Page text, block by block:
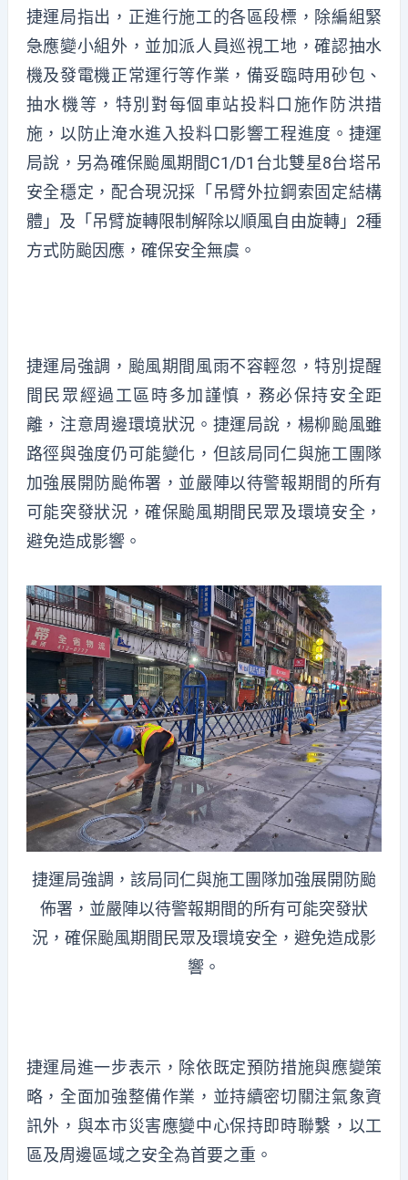
捷運局指出，正進行施工的各區段標，除編組緊
急應變小組外，並加派人員巡視工地，確認抽水
機及發電機正常運行等作業，備妥臨時用砂包、
抽水機等，特別對每個車站投料口施作防洪措
施，以防止淹水進入投料口影響工程進度。捷運
局說，另為確保颱風期間C1/D1台北雙星8台塔吊
安全穩定，配合現況採「吊臂外拉鋼索固定結構
體」及「吊臂旋轉限制解除以順風自由旋轉」2種
方式防颱因應，確保安全無虞。
捷運局強調，颱風期間風雨不容輕忽，特別提醒
間民眾經過工區時多加謹慎，務必保持安全距
離，注意周邊環境狀況。捷運局說，楊柳颱風雖
路徑與強度仍可能變化，但該局同仁與施工團隊
加強展開防颱佈署，並嚴陣以待警報期間的所有
可能突發狀況，確保颱風期間民眾及環境安全，
避免造成影響。
捷運局強調，該局同仁與施工團隊加強展開防颱
佈署，並嚴陣以待警報期間的所有可能突發狀
況，確保颱風期間民眾及環境安全，避免造成影
響。
捷運局進一步表示，除依既定預防措施與應變策
略，全面加強整備作業，並持續密切關注氣象資
訊外，與本市災害應變中心保持即時聯繫，以工
區及周邊區域之安全為首要之重。